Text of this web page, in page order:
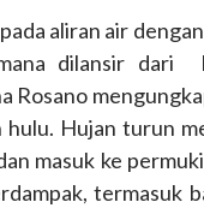
aliran air
dilansir dari
Rosano
Hujan turun
masuk ke
termasuk